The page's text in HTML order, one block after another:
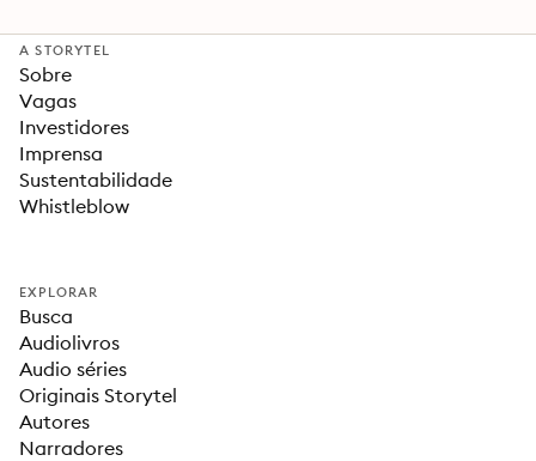
A STORYTEL
Sobre
Vagas
Investidores
Imprensa
Sustentabilidade
Whistleblow
EXPLORAR
Busca
Audiolivros
Audio séries
Originais Storytel
Autores
Narradores